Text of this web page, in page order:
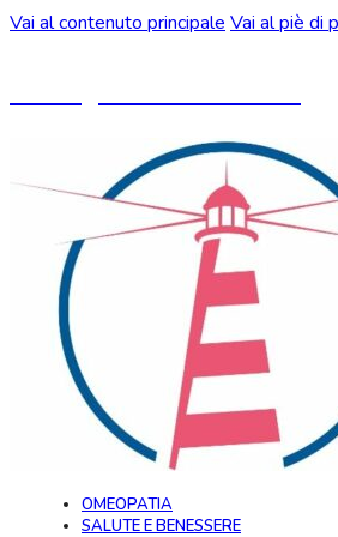
Vai al contenuto principale Vai al piè di
OMEOPATIA
SALUTE E BENESSERE